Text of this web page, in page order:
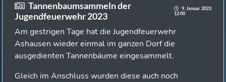
Tannenbaumsammeln der
Jugendfeuerwehr 2023
9. Januar 2023
12:00
Am gestrigen Tage hat die Jugendfeuerwehr
Ashausen wieder einmal im ganzen Dorf die
ausgedienten Tannenbäume eingesammelt.
Gleich im Anschluss wurden diese auch noch